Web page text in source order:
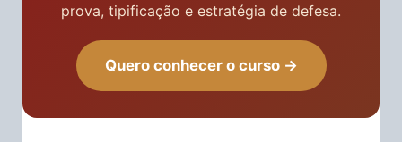
prova, tipificação e estratégia de defesa.
Quero conhecer o curso →